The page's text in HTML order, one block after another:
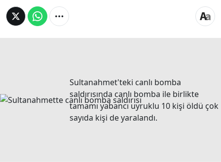
Sultanahmet'teki canlı bomba
saldırısında canlı bomba ile birlikte
tamamı yabancı uyruklu 10 kişi öldü çok
sayıda kişi de yaralandı.